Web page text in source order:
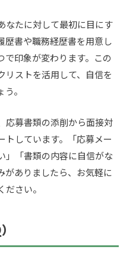
なたに対して最初に目にす
歴書や職務経歴書を用意し
で印象が変わります。この
リストを活用して、自信を
。
応募書類の添削から面接対
トしています。「応募メー
」「書類の内容に自信がな
がありましたら、お気軽に
ださい。